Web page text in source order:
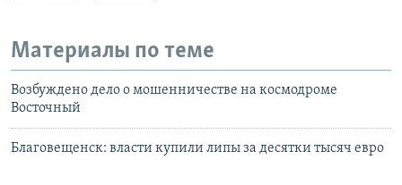
Материалы по теме
Возбуждено дело о мошенничестве на космодроме
Восточный
Благовещенск: власти купили липы за десятки тысяч евро